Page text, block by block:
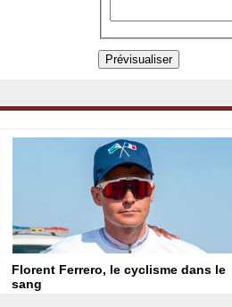
Florent Ferrero, le cyclisme dans le
sang